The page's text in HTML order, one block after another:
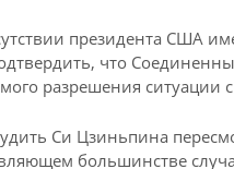
президента США
что
разрешения ситуации
Си Цзиньпина
большинстве